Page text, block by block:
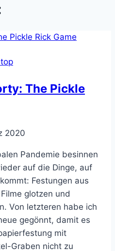
The Pickle
2020
Pandemie besinnen
auf die Dinge, auf
Festungen aus
glotzen und
Von letzteren habe ich
gegönnt, damit es
mit
Graben nicht zu